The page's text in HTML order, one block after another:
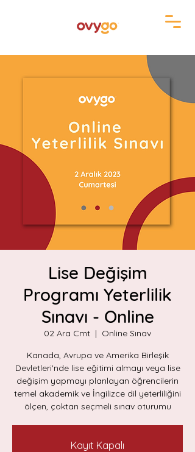
Lise Değişim
Programı Yeterlilik
Sınavı - Online
02 Ara Cmt
  |
Online Sınav
Kanada, Avrupa ve Amerika Birleşik
Devletleri'nde lise eğitimi almayı veya lise
değişim yapmayı planlayan öğrencilerin
temel akademik ve İngilizce dil yeterliliğini
ölçen, çoktan seçmeli sınav oturumu
Kayıt Kapalı